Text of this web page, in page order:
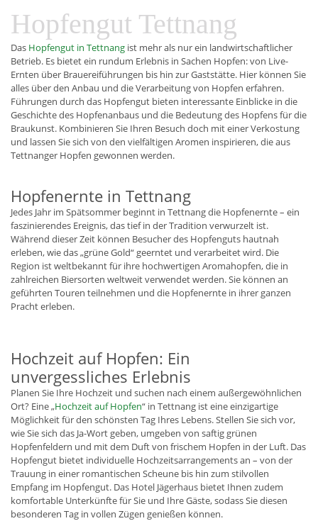
Hopfengut Tettnang
Das Hopfengut in Tettnang ist mehr als nur ein landwirtschaftlicher
Betrieb. Es bietet ein rundum Erlebnis in Sachen Hopfen: von Live-
Ernten über Brauereiführungen bis hin zur Gaststätte. Hier können Sie
alles über den Anbau und die Verarbeitung von Hopfen erfahren.
Führungen durch das Hopfengut bieten interessante Einblicke in die
Geschichte des Hopfenanbaus und die Bedeutung des Hopfens für die
Braukunst. Kombinieren Sie Ihren Besuch doch mit einer Verkostung
und lassen Sie sich von den vielfältigen Aromen inspirieren, die aus
Tettnanger Hopfen gewonnen werden.
Hopfenernte in Tettnang
Jedes Jahr im Spätsommer beginnt in Tettnang die Hopfenernte – ein
faszinierendes Ereignis, das tief in der Tradition verwurzelt ist.
Während dieser Zeit können Besucher des Hopfenguts hautnah
erleben, wie das „grüne Gold“ geerntet und verarbeitet wird. Die
Region ist weltbekannt für ihre hochwertigen Aromahopfen, die in
zahlreichen Biersorten weltweit verwendet werden. Sie können an
geführten Touren teilnehmen und die Hopfenernte in ihrer ganzen
Pracht erleben.
Hochzeit auf Hopfen: Ein
unvergessliches Erlebnis
Planen Sie Ihre Hochzeit und suchen nach einem außergewöhnlichen
Ort? Eine „Hochzeit auf Hopfen“ in Tettnang ist eine einzigartige
Möglichkeit für den schönsten Tag Ihres Lebens. Stellen Sie sich vor,
wie Sie sich das Ja-Wort geben, umgeben von saftig grünen
Hopfenfeldern und mit dem Duft von frischem Hopfen in der Luft. Das
Hopfengut bietet individuelle Hochzeitsarrangements an – von der
Trauung in einer romantischen Scheune bis hin zum stilvollen
Empfang im Hopfengut. Das Hotel Jägerhaus bietet Ihnen zudem
komfortable Unterkünfte für Sie und Ihre Gäste, sodass Sie diesen
besonderen Tag in vollen Zügen genießen können.